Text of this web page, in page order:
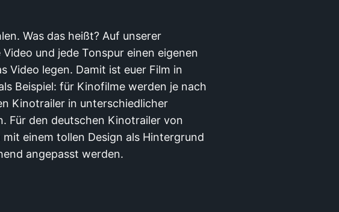
Was das heißt? Auf unserer
und jede Tonspur einen eigenen
Video legen. Damit ist euer Film in
Beispiel: für Kinofilme werden je nach
Kinotrailer in unterschiedlicher
Für den deutschen Kinotrailer von
einem tollen Design als Hintergrund
angepasst werden.